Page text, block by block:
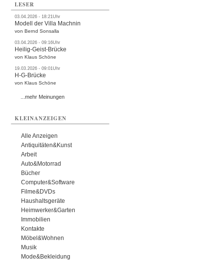
LESER
03.04.2026 - 18:21Uhr
Modell der Villa Machnin
von Bernd Sonsalla
03.04.2026 - 09:16Uhr
Heilig-Geist-Brücke
von Klaus Schöne
19.03.2026 - 09:01Uhr
H-G-Brücke
von Klaus Schöne
...mehr Meinungen
KLEINANZEIGEN
Alle Anzeigen
Antiquitäten&Kunst
Arbeit
Auto&Motorrad
Bücher
Computer&Software
Filme&DVDs
Haushaltsgeräte
Heimwerker&Garten
Immobilien
Kontakte
Möbel&Wohnen
Musik
Mode&Bekleidung